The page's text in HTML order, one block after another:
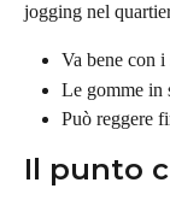
jogging nel
Va bene con
Le gomme in
Può reggere
Il punto